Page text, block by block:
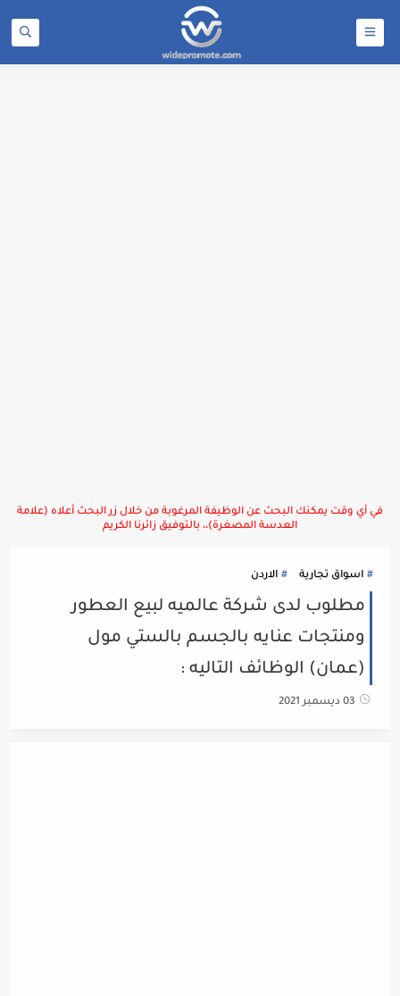
في أي وقت يمكنك البحث عن الوظيفة المرغوبة من خلال زر البحث أعلاه (علامة
العدسة المصغرة)،، بالتوفيق زائرنا الكريم
اسواق تجارية الاردن
مطلوب لدى شركة عالميه لبيع العطور
ومنتجات عنايه بالجسم بالستي مول
(عمان) الوظائف التاليه :
03 ديسمبر 2021